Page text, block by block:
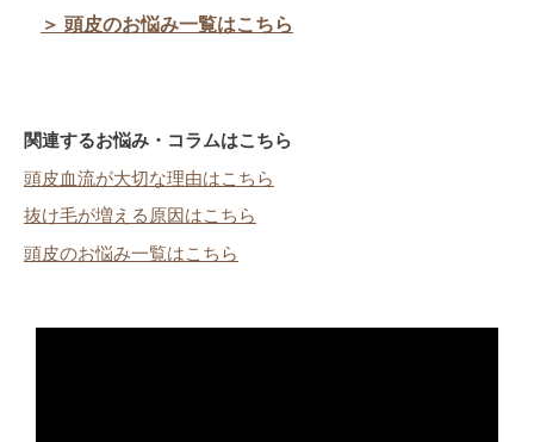
＞ 頭皮のお悩み一覧はこちら
関連するお悩み・コラムはこちら
頭皮血流が大切な理由はこちら
抜け毛が増える原因はこちら
頭皮のお悩み一覧はこちら